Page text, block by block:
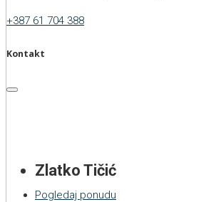
+387 61 704 388
Kontakt
Zlatko Tičić
Pogledaj ponudu